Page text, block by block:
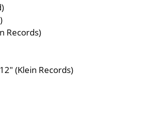
Records)
(Klein Records)